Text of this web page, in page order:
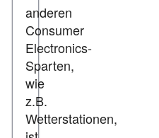
anderen
Consumer
Electronics-
Sparten,
wie
z.B.
Wetterstationen,